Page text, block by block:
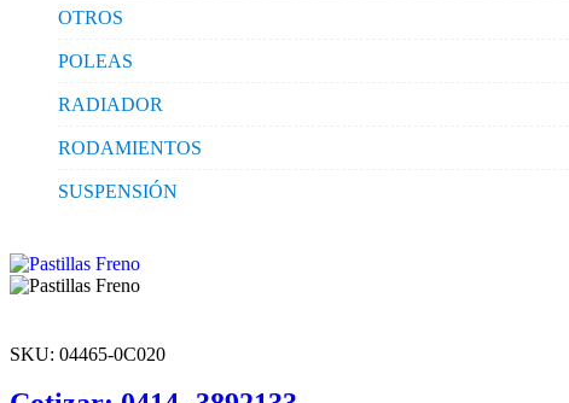
OTROS
POLEAS
RADIADOR
RODAMIENTOS
SUSPENSIÓN
SKU: 04465-0C020